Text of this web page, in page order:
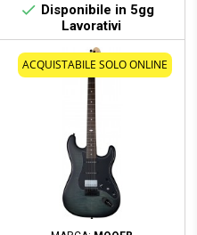
 Disponibile in 5gg
Lavorativi
ACQUISTABILE SOLO ONLINE